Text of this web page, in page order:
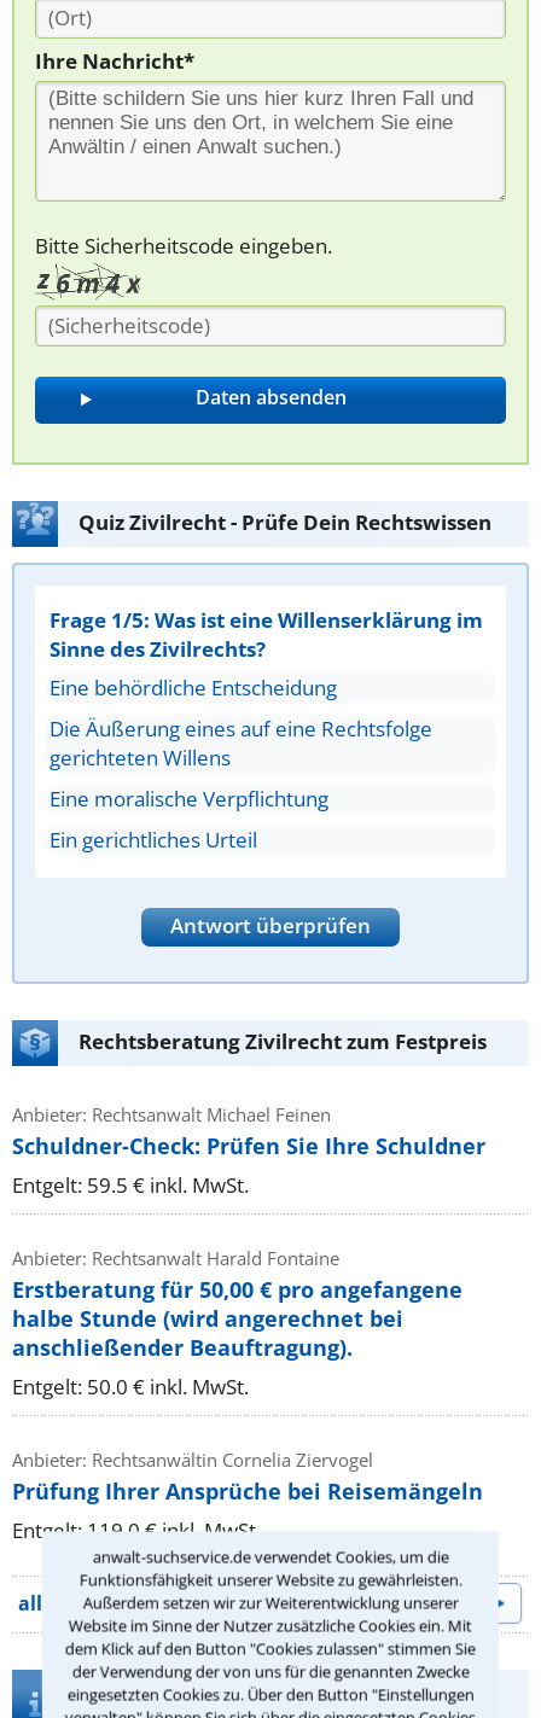
anwalt-suchservice.de verwendet Cookies, um die
Funktionsfähigkeit unserer Website zu gewährleisten.
Außerdem setzen wir zur Weiterentwicklung unserer
Website im Sinne der Nutzer zusätzliche Cookies ein. Mit
dem Klick auf den Button "Cookies zulassen" stimmen Sie
der Verwendung der von uns für die genannten Zwecke
eingesetzten Cookies zu. Über den Button "Einstellungen
Ihre Nachricht*
Bitte Sicherheitscode eingeben.
Quiz Zivilrecht - Prüfe Dein Rechtswissen
Frage 1/5: Was ist eine Willenserklärung im
Sinne des Zivilrechts?
Eine behördliche Entscheidung
Die Äußerung eines auf eine Rechtsfolge
gerichteten Willens
Eine moralische Verpflichtung
Ein gerichtliches Urteil
Antwort überprüfen
Rechtsberatung Zivilrecht zum Festpreis
Anbieter: Rechtsanwalt Michael Feinen
Schuldner-Check: Prüfen Sie Ihre Schuldner
Entgelt: 59.5 € inkl. MwSt.
Anbieter: Rechtsanwalt Harald Fontaine
Erstberatung für 50,00 € pro angefangene
halbe Stunde (wird angerechnet bei
anschließender Beauftragung).
Entgelt: 50.0 € inkl. MwSt.
Anbieter: Rechtsanwältin Cornelia Ziervogel
Prüfung Ihrer Ansprüche bei Reisemängeln
Entgelt: 119.0 € inkl. MwSt.
alle Beratungsangebote
Infos zur Suche nach einem Anwalt für